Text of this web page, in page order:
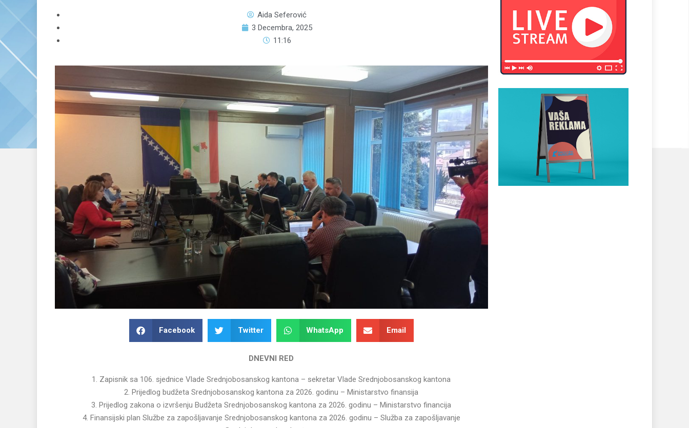
Aida Seferović
3 Decembra, 2025
11:16
Facebook Twitter WhatsApp Email
DNEVNI RED
1. Zapisnik sa 106. sjednice Vlade Srednjobosanskog kantona – sekretar Vlade Srednjobosanskog kantona
2. Prijedlog budžeta Srednjobosanskog kantona za 2026. godinu – Ministarstvo finansija
3. Prijedlog zakona o izvršenju Budžeta Srednjobosanskog kantona za 2026. godinu – Ministarstvo financija
4. Finansijski plan Službe za zapošljavanje Srednjobosanskog kantona za 2026. godinu – Služba za zapošljavanje